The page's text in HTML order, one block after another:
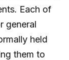
Each of
general
held
them to